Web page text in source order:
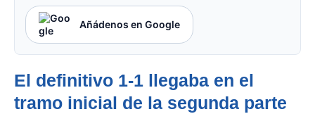
Añádenos en Google
El definitivo 1-1 llegaba en el
tramo inicial de la segunda parte